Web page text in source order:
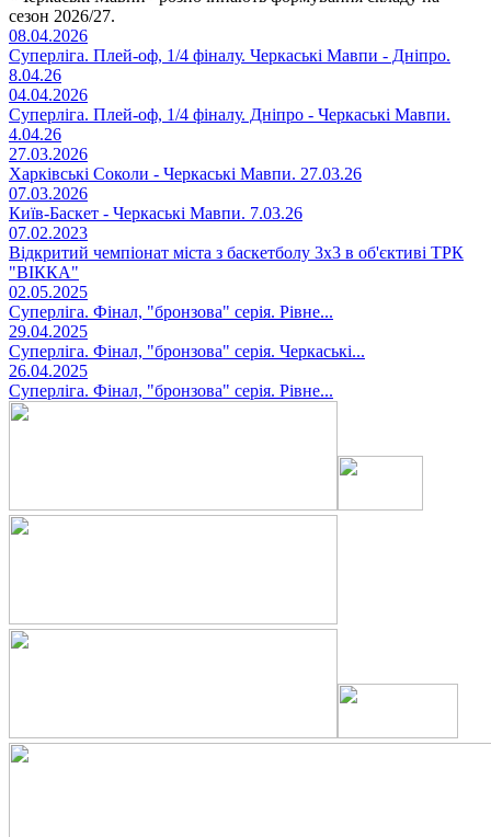
сезон 2026/27.
08.04.2026
Суперліга. Плей-оф, 1/4 фіналу. Черкаські Мавпи - Дніпро.
8.04.26
04.04.2026
Суперліга. Плей-оф, 1/4 фіналу. Дніпро - Черкаські Мавпи.
4.04.26
27.03.2026
Харківські Соколи - Черкаські Мавпи. 27.03.26
07.03.2026
Київ-Баскет - Черкаські Мавпи. 7.03.26
07.02.2023
Відкритий чемпіонат міста з баскетболу 3х3 в об'єктиві ТРК
"ВІККА"
02.05.2025
Суперліга. Фінал, "бронзова" серія. Рівне...
29.04.2025
Суперліга. Фінал, "бронзова" серія. Черкаські...
26.04.2025
Суперліга. Фінал, "бронзова" серія. Рівне...